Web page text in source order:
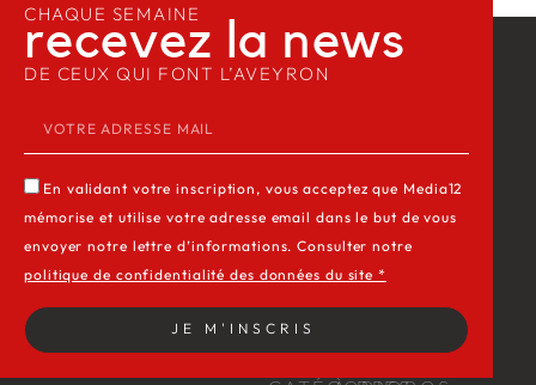
CHAQUE SEMAINE
recevez la news​
DE CEUX QUI FONT L’AVEYRON
En validant votre inscription, vous acceptez que Media12
mémorise et utilise votre adresse email dans le but de vous
envoyer notre lettre d’informations. Consulter notre
politique de confidentialité des données du site *
JE M'INSCRIS